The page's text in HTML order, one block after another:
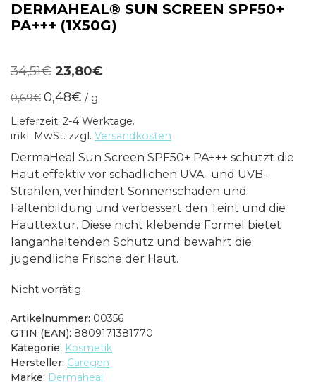
DERMAHEAL® SUN SCREEN SPF50+
PA+++ (1X50G)
34,51€ Ursprünglicher
Preis
34,51€
23,80€Aktueller
23,80€.
0,69€ 0,48€ / g
Lieferzeit: 2-4 Werktage.
inkl. MwSt. zzgl. Versandkosten
DermaHeal Sun Screen SPF50+ PA+++ schützt die
Haut effektiv vor schädlichen UVA- und UVB-
Strahlen, verhindert Sonnenschäden und
Faltenbildung und verbessert den Teint und die
Hauttextur. Diese nicht klebende Formel bietet
langanhaltenden Schutz und bewahrt die
jugendliche Frische der Haut.
Nicht vorrätig
Artikelnummer: 00356
GTIN (EAN): 8809171381770
Kategorie: Kosmetik
Hersteller: Caregen
Marke: Dermaheal